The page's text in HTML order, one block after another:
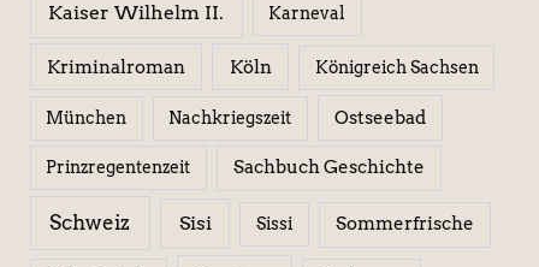
Kaiser Wilhelm II. Karneval
Kriminalroman Köln Königreich Sachsen
München Nachkriegszeit Ostseebad
Prinzregentenzeit Sachbuch Geschichte
Schweiz Sisi Sissi Sommerfrische